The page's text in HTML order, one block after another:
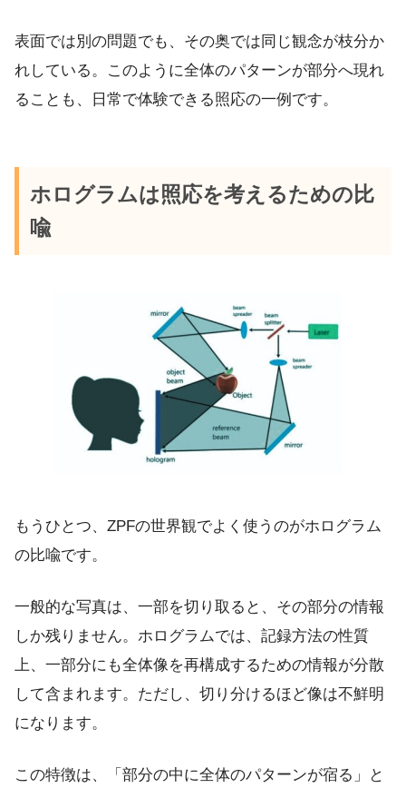
表面では別の問題でも、その奥では同じ観念が枝分か
れしている。このように全体のパターンが部分へ現れ
ることも、日常で体験できる照応の一例です。
ホログラムは照応を考えるための比
喩
もうひとつ、ZPFの世界観でよく使うのがホログラム
の比喩です。
一般的な写真は、一部を切り取ると、その部分の情報
しか残りません。ホログラムでは、記録方法の性質
上、一部分にも全体像を再構成するための情報が分散
して含まれます。ただし、切り分けるほど像は不鮮明
になります。
この特徴は、「部分の中に全体のパターンが宿る」と